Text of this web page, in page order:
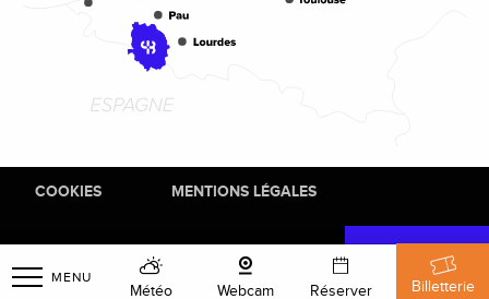
MENU
Météo Webcam Réserver Billetterie
COOKIES MENTIONS LÉGALES